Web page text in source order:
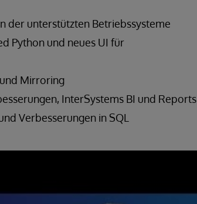
der unterstützten Betriebssysteme
Python und neues UI für
Mirroring
InterSystems BI und Reports
Verbesserungen in SQL